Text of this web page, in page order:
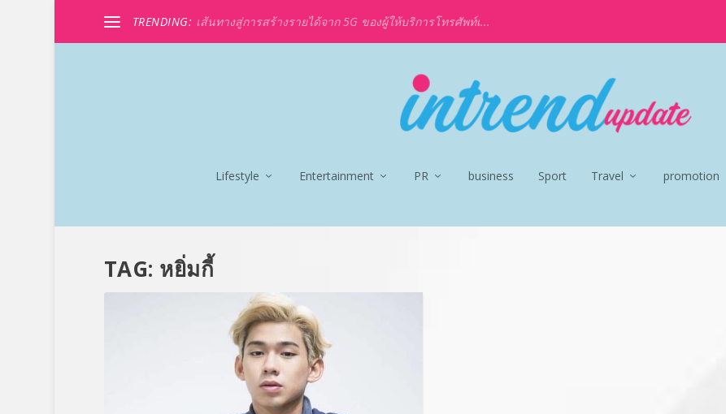
TRENDING: เส้นทางสู่การสร้างรายได้จาก 5G ของผู้ให้บริการโทรศัพท์เ...
Lifestyle Entertainment PR business Sport Travel promotion
TAG: หยิ่มกี้